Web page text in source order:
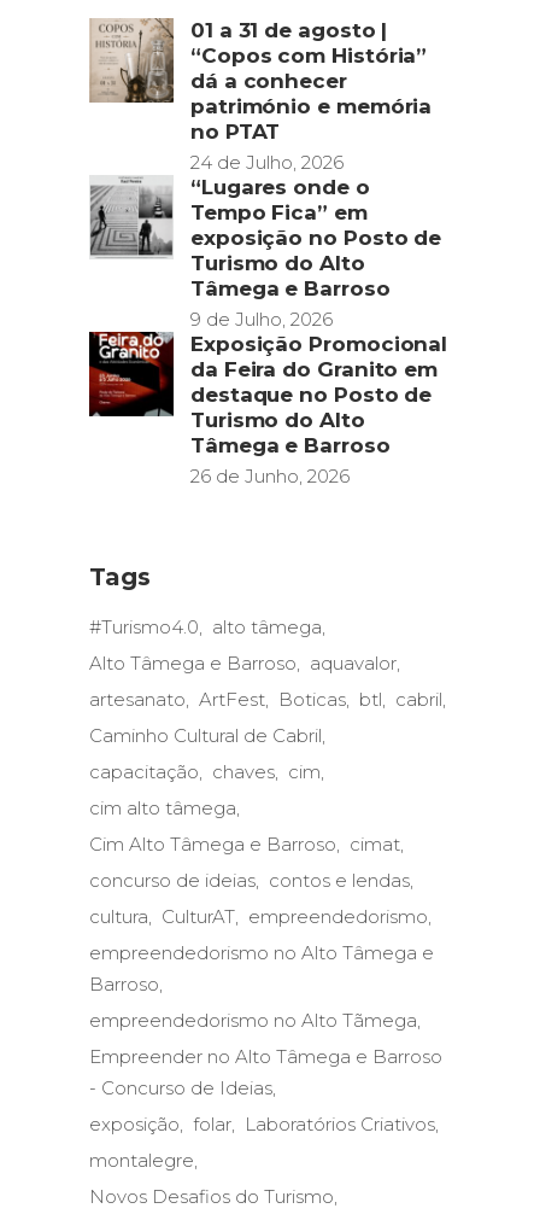
01 a 31 de agosto |
“Copos com História”
dá a conhecer
património e memória
no PTAT
24 de Julho, 2026
“Lugares onde o
Tempo Fica” em
exposição no Posto de
Turismo do Alto
Tâmega e Barroso
9 de Julho, 2026
Exposição Promocional
da Feira do Granito em
destaque no Posto de
Turismo do Alto
Tâmega e Barroso
26 de Junho, 2026
Tags
#Turismo4.0
alto tâmega
Alto Tâmega e Barroso
aquavalor
artesanato
ArtFest Boticas btl
cabril
Caminho Cultural de Cabril
capacitação
chaves
cim
cim alto tâmega
Cim Alto Tâmega e Barroso
cimat
concurso de ideias
contos e lendas
cultura
CulturAT
empreendedorismo
empreendedorismo no Alto Tâmega e
Barroso
empreendedorismo no Alto Tãmega
Empreender no Alto Tâmega e Barroso
- Concurso de Ideias
exposição
folar
Laboratórios Criativos
montalegre
Novos Desafios do Turismo